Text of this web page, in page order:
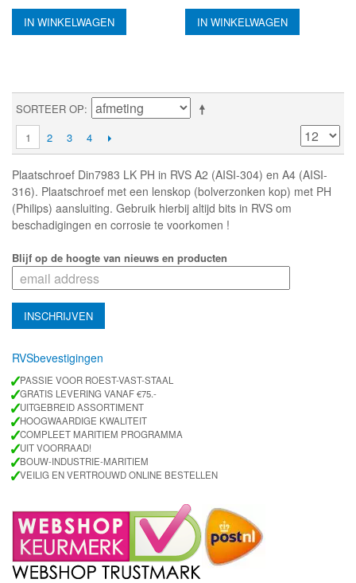
IN WINKELWAGEN IN WINKELWAGEN
SORTEER OP
1
2 3 4
Plaatschroef Din7983 LK PH in RVS A2 (AISI-304) en A4 (AISI-
316). Plaatschroef met een lenskop (bolverzonken kop) met PH
(Philips) aansluiting. Gebruik hierbij altijd bits in RVS om
beschadigingen en corrosie te voorkomen !
Blijf op de hoogte van nieuws en producten
RVSbevestigingen
✓PASSIE VOOR ROEST-VAST-STAAL
✓GRATIS LEVERING VANAF €75.-
✓UITGEBREID ASSORTIMENT
✓HOOGWAARDIGE KWALITEIT
✓COMPLEET MARITIEM PROGRAMMA
✓UIT VOORRAAD!
✓BOUW-INDUSTRIE-MARITIEM
✓VEILIG EN VERTROUWD ONLINE BESTELLEN